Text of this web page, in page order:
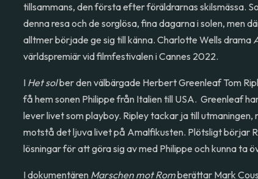
tillsammans, den första efter föräldrarnas skilsmässa.
denna resa och de sorglösa, fina dagarna i solen, men
alltmer började ge sig till känna. Charlotte Wells drama
världspremiär vid filmfestivalen i Cannes 2022.
I Het solber den välbärgade Herbert Greenleaf Tom
få hem sonen Philippe från Italien till USA. Greenleaf
lever livet som playboy. Ripley tackar ja till
motstå det ljuva livet på Amalfikusten. Plötsligt börjar
lösningar för att göra sig av med Philippe och kunna ta
I dokumentären Marschen mot Romberättar Mark